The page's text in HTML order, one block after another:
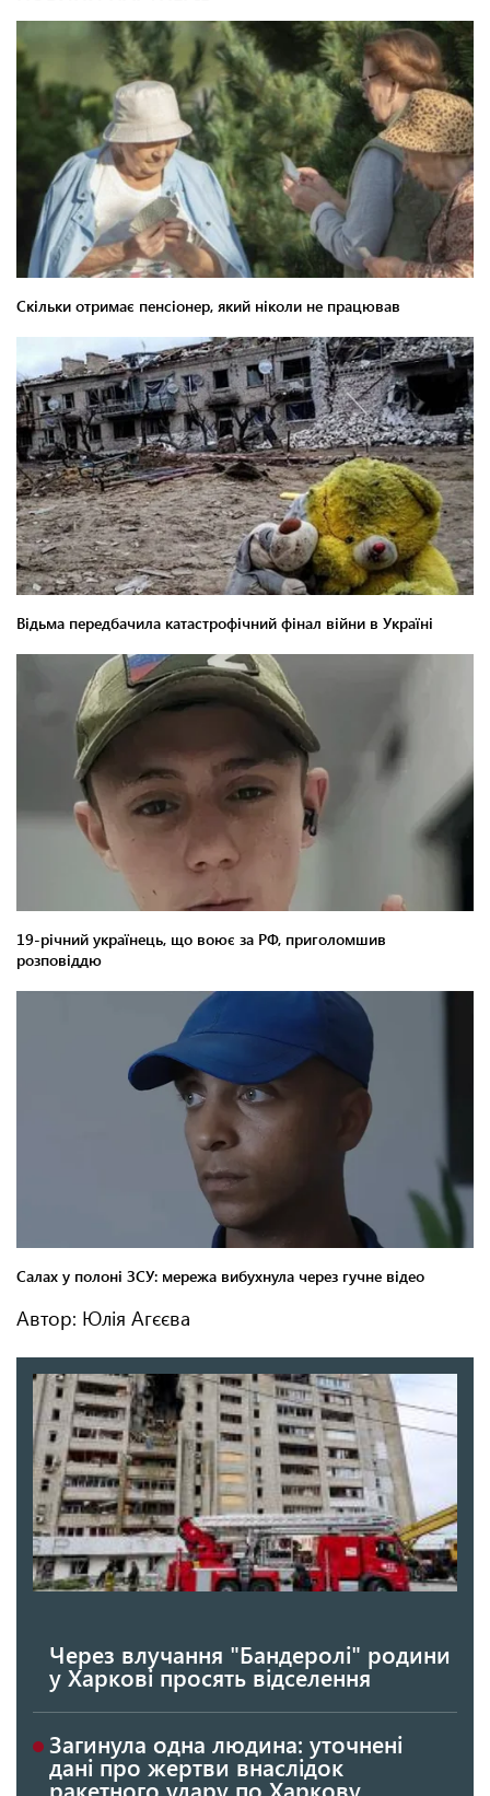
Автор: Юлія Агєєва
Через влучання "Бандеролі" родини
у Харкові просять відселення
Загинула одна людина: уточнені
дані про жертви внаслідок
ракетного удару по Харкову